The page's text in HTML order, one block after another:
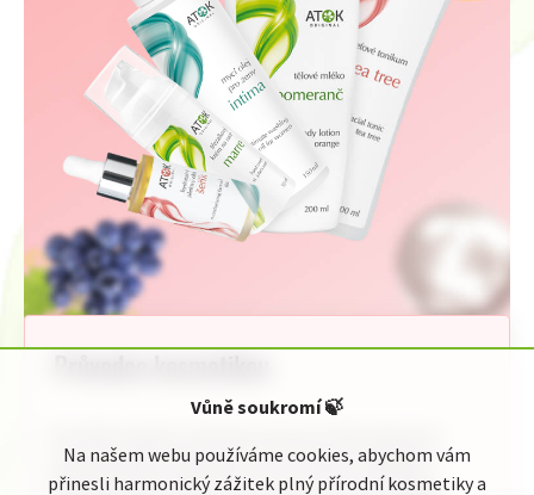
Vůně soukromí🍃
Na našem webu používáme cookies, abychom vám
přinesli harmonický zážitek plný přírodní kosmetiky a
jednoduchého průvodce kosmetickou nabídkou